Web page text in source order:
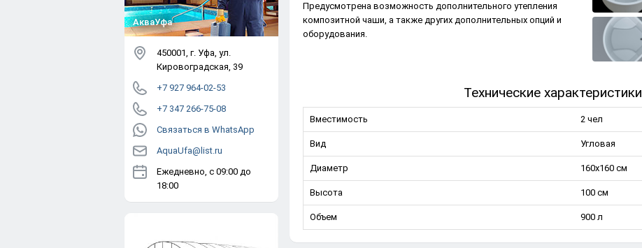
​АкваУфа
450001, г. Уфа, ул.
Кировоградская, 39
+7 927 964-02-53
+7 347 266-75-08
Связаться в WhatsApp
AquaUfa@list.ru
Ежедневно, с 09:00 до
18:00
Предусмотрена возможность дополнительного утепления
композитной чаши, а также других дополнительных опций и
оборудования.
Технические характеристики
Вместимость 2 чел
Вид Угловая
Диаметр 160х160 см
Высота 100 см
Объем 900 л